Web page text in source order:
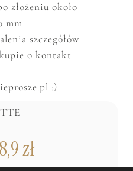
złożeniu około
mm
szczegółów
o kontakt
:)
8,9zł